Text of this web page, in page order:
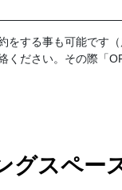
をする事も可能です
ください。その際「
ます。
グスペー